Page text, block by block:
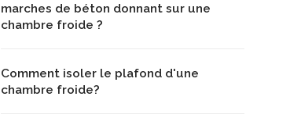
marches de béton donnant sur une
chambre froide ?
Comment isoler le plafond d'une
chambre froide?